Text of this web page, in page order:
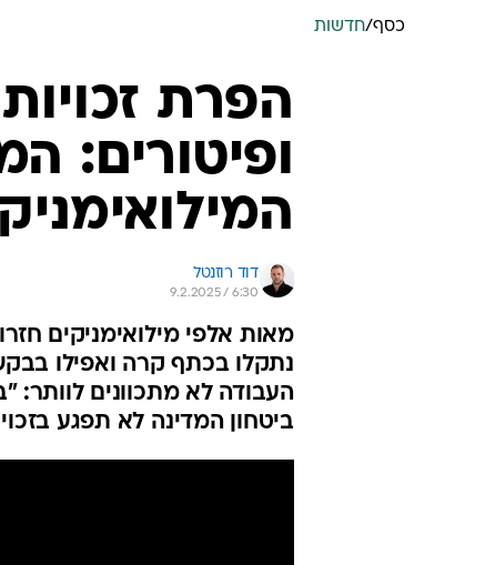
כסף/חדשות
הפרת
ופיטורים:
דוד רוזנטל
9.2.2025 / 6:30
מאות אלפי מילואימניקים
נתקלו בכתף קרה ואפילו
העבודה לא מתכוונים לוותר:
ביטחון המדינה לא תפגע